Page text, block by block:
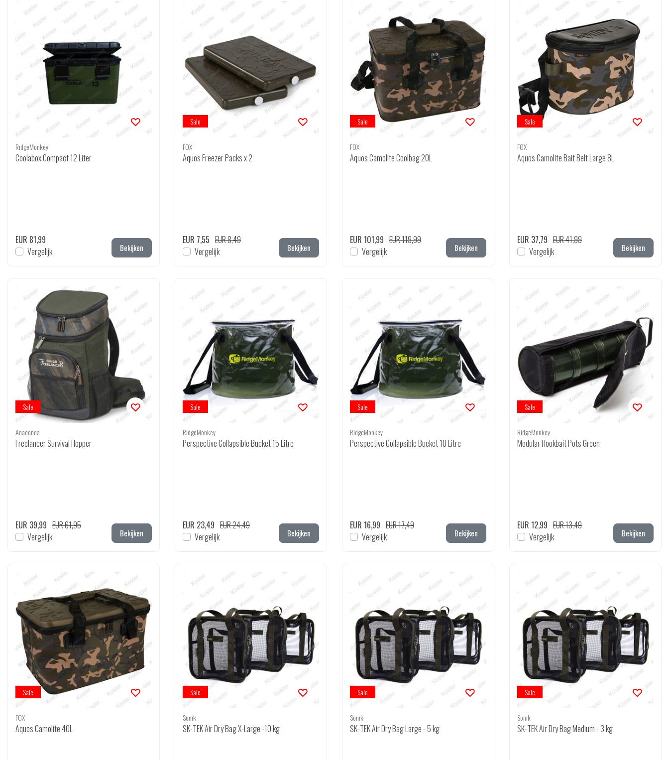
RidgeMonkey
Coolabox Compact 12 Liter
EUR 81,99
Vergelijk
Bekijken
Sale
FOX
Aquos Freezer Packs x 2
EUR 7,55 EUR 8,49
Vergelijk
Bekijken
Sale
FOX
Aquos Camolite Coolbag 20L
EUR 101,99 EUR 119,99
Vergelijk
Bekijken
Sale
FOX
Aquos Camolite Bait Belt Large 8L
EUR 37,79 EUR 41,99
Vergelijk
Bekijken
Sale
Anaconda
Freelancer Survival Hopper
EUR 39,99 EUR 61,95
Vergelijk
Bekijken
Sale
RidgeMonkey
Perspective Collapsible Bucket 15 Litre
EUR 23,49 EUR 24,49
Vergelijk
Bekijken
Sale
RidgeMonkey
Perspective Collapsible Bucket 10 Litre
EUR 16,99 EUR 17,49
Vergelijk
Bekijken
Sale
RidgeMonkey
Modular Hookbait Pots Green
EUR 12,99 EUR 13,49
Vergelijk
Bekijken
Sale
FOX
Aquos Camolite 40L
Sale
Sonik
SK-TEK Air Dry Bag X-Large -10 kg
Sale
Sonik
SK-TEK Air Dry Bag Large - 5 kg
Sale
Sonik
SK-TEK Air Dry Bag Medium - 3 kg